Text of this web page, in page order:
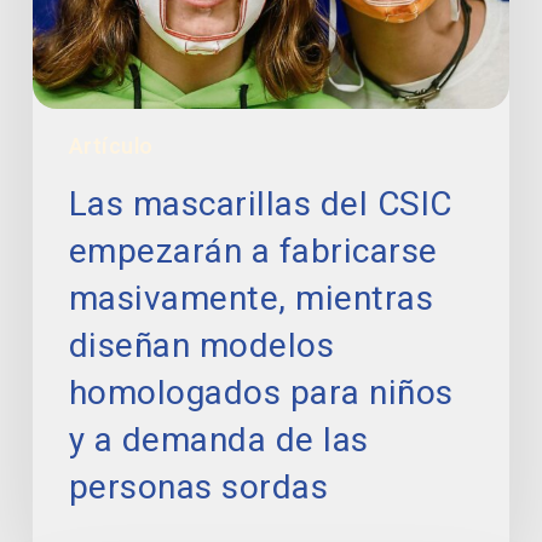
mientras
diseñan
modelos
demanda
personas
sordas
Las mascarillas del CSIC
empezarán a fabricarse
masivamente, mientras
diseñan modelos
homologados para niños
y a demanda de las
personas sordas